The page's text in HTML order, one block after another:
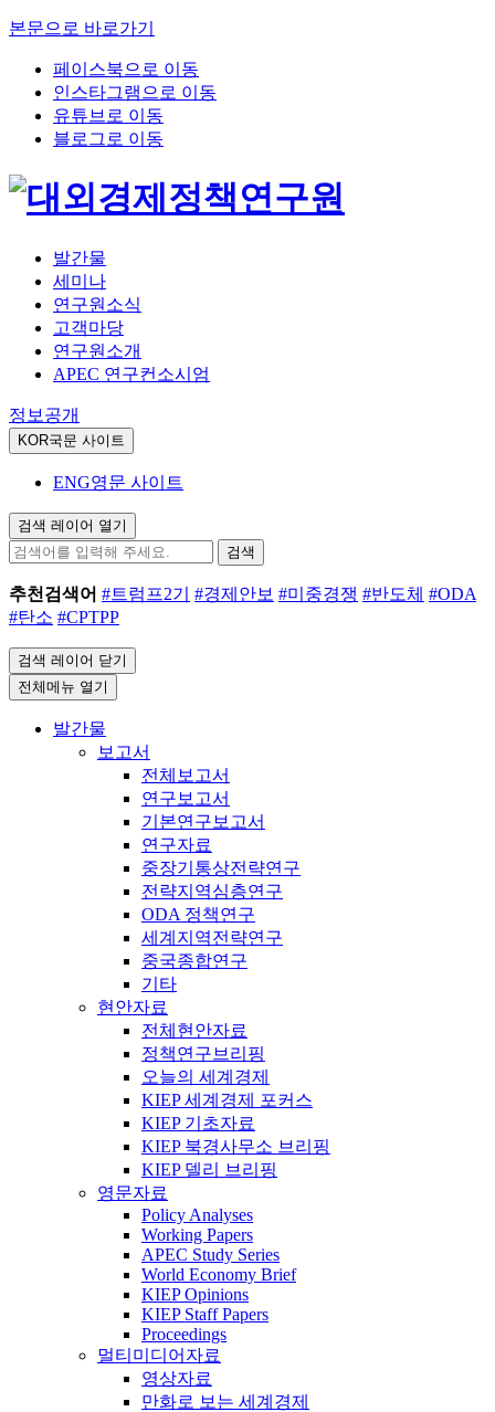
본문으로 바로가기
페이스북으로 이동
인스타그램으로 이동
유튜브로 이동
블로그로 이동
발간물
세미나
연구원소식
고객마당
연구원소개
APEC 연구컨소시엄
정보공개
KOR국문 사이트
ENG영문 사이트
검색 레이어 열기
검색
추천검색어 #트럼프2기 #경제안보 #미중경쟁 #반도체 #ODA
#탄소 #CPTPP
검색 레이어 닫기
전체메뉴 열기
발간물
보고서
전체보고서
연구보고서
기본연구보고서
연구자료
중장기통상전략연구
전략지역심층연구
ODA 정책연구
세계지역전략연구
중국종합연구
기타
현안자료
전체현안자료
정책연구브리핑
오늘의 세계경제
KIEP 세계경제 포커스
KIEP 기초자료
KIEP 북경사무소 브리핑
KIEP 델리 브리핑
영문자료
Policy Analyses
Working Papers
APEC Study Series
World Economy Brief
KIEP Opinions
KIEP Staff Papers
Proceedings
멀티미디어자료
영상자료
만화로 보는 세계경제